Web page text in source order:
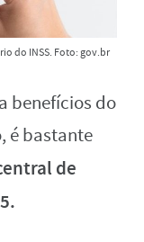
do INSS. Foto: gov.br
benefícios do
é bastante
de